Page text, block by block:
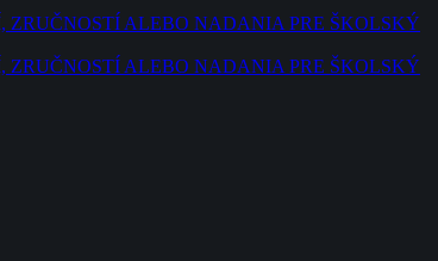
ALEBO NADANIA PRE ŠKOLSKÝ
ALEBO NADANIA PRE ŠKOLSKÝ